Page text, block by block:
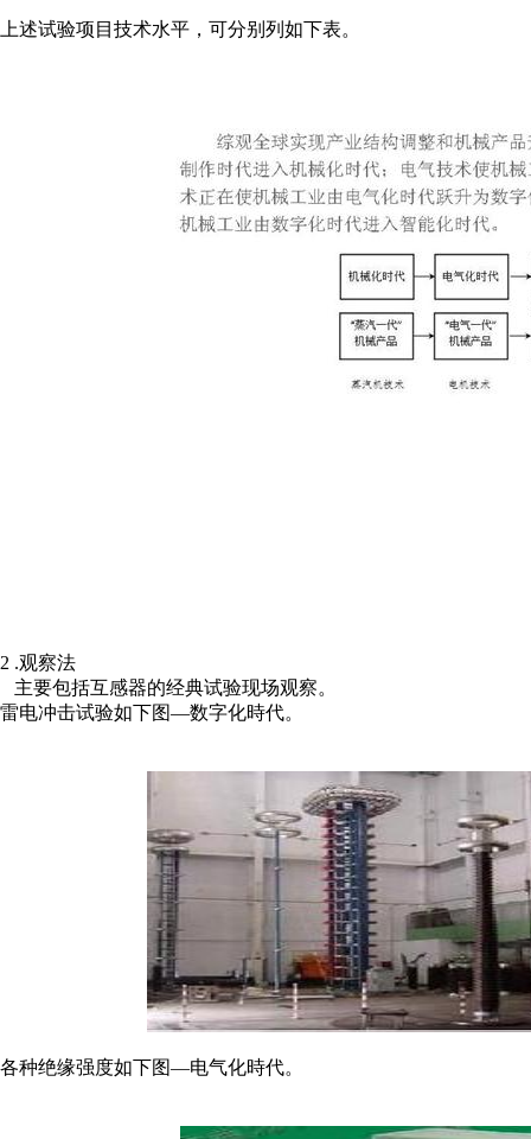
上述试验项目技术水平，可分别列如下表。
2 .观察法
主要包括互感器的经典试验现场观察。
雷电冲击试验如下图—数字化時代。
各种绝缘强度如下图—电气化時代。